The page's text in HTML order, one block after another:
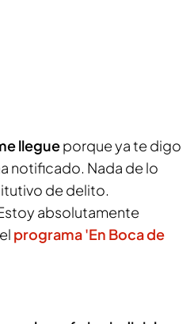
llegueporque ya te digo
notificado. Nada de lo
de delito.
absolutamente
programa 'En Boca de